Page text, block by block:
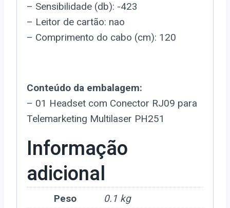
– Sensibilidade (db): -423
– Leitor de cartão: nao
– Comprimento do cabo (cm): 120
Conteúdo da embalagem:
– 01 Headset com Conector RJ09 para
Telemarketing Multilaser PH251
Informação
adicional
Peso 0.1 kg